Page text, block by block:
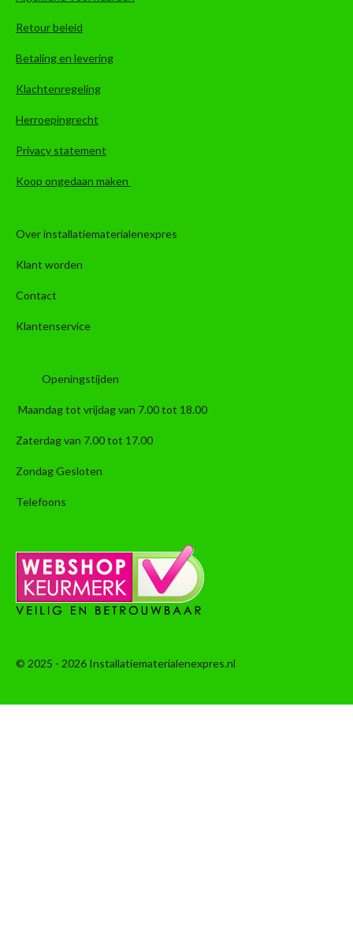
Retour beleid
Betaling en levering
Klachtenregeling
Herroepingrecht
Privacy statement
Koop ongedaan maken
Over installatiematerialenexpres
Klant worden
Contact
Klantenservice
Openingstijden
Maandag tot vrijdag van 7.00 tot 18.00
Zaterdag van 7.00 tot 17.00
Zondag Gesloten
Telefoons
© 2025 - 2026 Installatiematerialenexpres.nl